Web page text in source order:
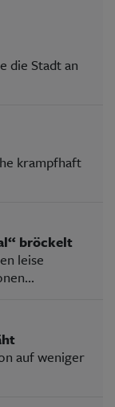
die Stadt an
krampfhaft
bröckelt
leise
auf weniger